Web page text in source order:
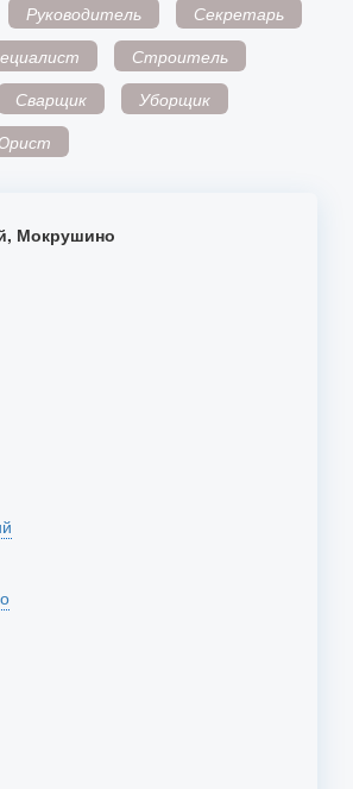
Руководитель
Секретарь
Строитель
Сварщик
Уборщик
Мокрушино